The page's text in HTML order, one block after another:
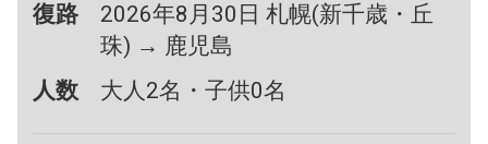
復路
2026年8月30日 札幌(新千歳・丘
珠) → 鹿児島
人数
大人2名・子供0名